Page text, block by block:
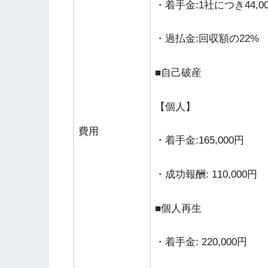
費用
・着手金:1社につき
・過払金:回収額の22%
■自己破産
【個人】
・着手金:165,000円
・成功報酬: 110,000円
■個人再生
・着手金: 220,000円